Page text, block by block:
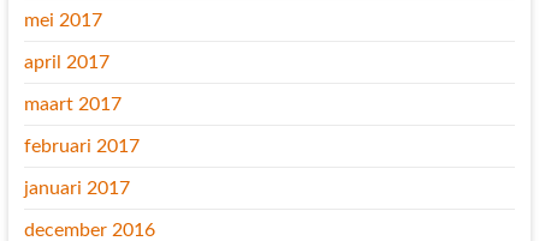
mei 2017
april 2017
maart 2017
februari 2017
januari 2017
december 2016